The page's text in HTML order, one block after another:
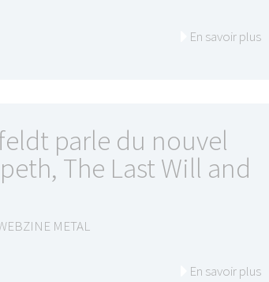
En savoir plus
parle du nouvel
The Last Will and
METAL
En savoir plus